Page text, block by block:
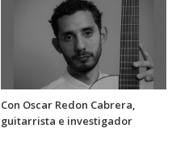
Con Oscar Redon Cabrera,
guitarrista e investigador